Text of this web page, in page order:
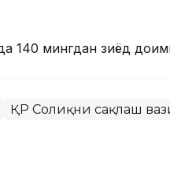
140 мингдан зиёд
ҚР Соғлиқни сақлаш